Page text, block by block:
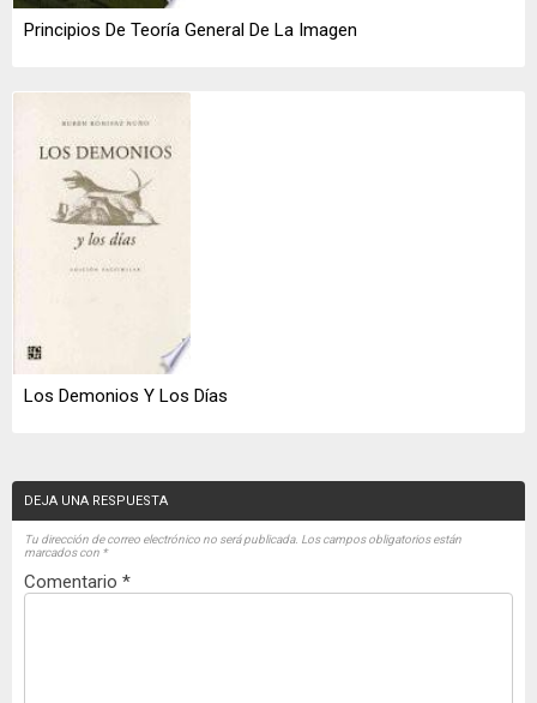
Principios De Teoría General De La Imagen
Los Demonios Y Los Días
DEJA UNA RESPUESTA
Tu dirección de correo electrónico no será publicada. Los campos obligatorios están
marcados con *
Comentario *